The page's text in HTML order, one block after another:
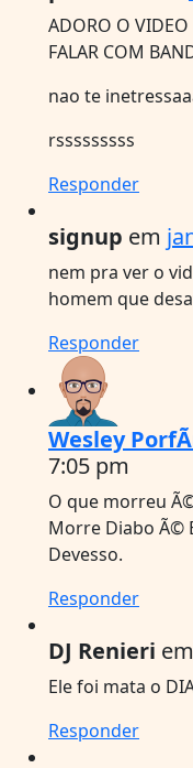
ADORO O
FALAR COM
nao te
rsssssssss
Responder
signup em
nem pra ver o
homem que
Responder
Wesley
7:05 pm
O que morreu
Morre Diabo Ã©
Devesso.
Responder
DJ Renieri em
Ele foi mata o
Responder